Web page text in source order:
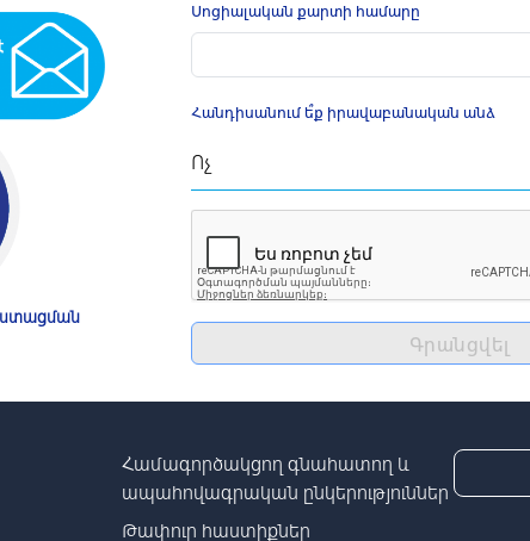
ստացման
Սոցիալական քարտի համարը
Հանդիսանում ե՞ք իրավաբանական անձ
Գրանցվել
Համագործակցող գնահատող և
ապահովագրական ընկերություններ
Թափուր հաստիքներ